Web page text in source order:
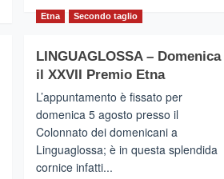
più
Alfieri
dell’Ambiente,
ecco
i
vincitori
del
progetto
di
Dusty
Etna Secondo taglio
LINGUAGLOSSA – Domenica
il XXVII Premio Etna
L’appuntamento è fissato per
domenica 5 agosto presso il
Colonnato dei domenicani a
Linguaglossa; è in questa splendida
cornice infatti...